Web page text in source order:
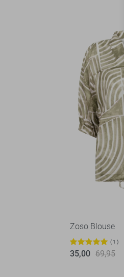
Zoso Blouse
1
35,00 69,95